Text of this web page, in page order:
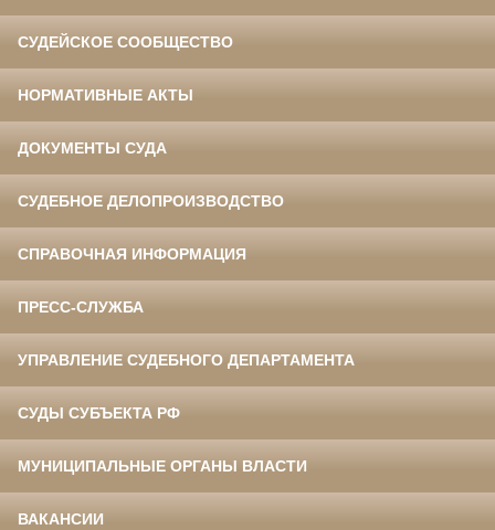
СУДЕЙСКОЕ СООБЩЕСТВО
НОРМАТИВНЫЕ АКТЫ
ДОКУМЕНТЫ СУДА
СУДЕБНОЕ ДЕЛОПРОИЗВОДСТВО
СПРАВОЧНАЯ ИНФОРМАЦИЯ
ПРЕСС-СЛУЖБА
УПРАВЛЕНИЕ СУДЕБНОГО ДЕПАРТАМЕНТА
СУДЫ СУБЪЕКТА РФ
МУНИЦИПАЛЬНЫЕ ОРГАНЫ ВЛАСТИ
ВАКАНСИИ